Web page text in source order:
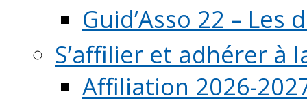
Guid’Asso 22 – Les
S’affilier et adhérer à
Affiliation 2026-